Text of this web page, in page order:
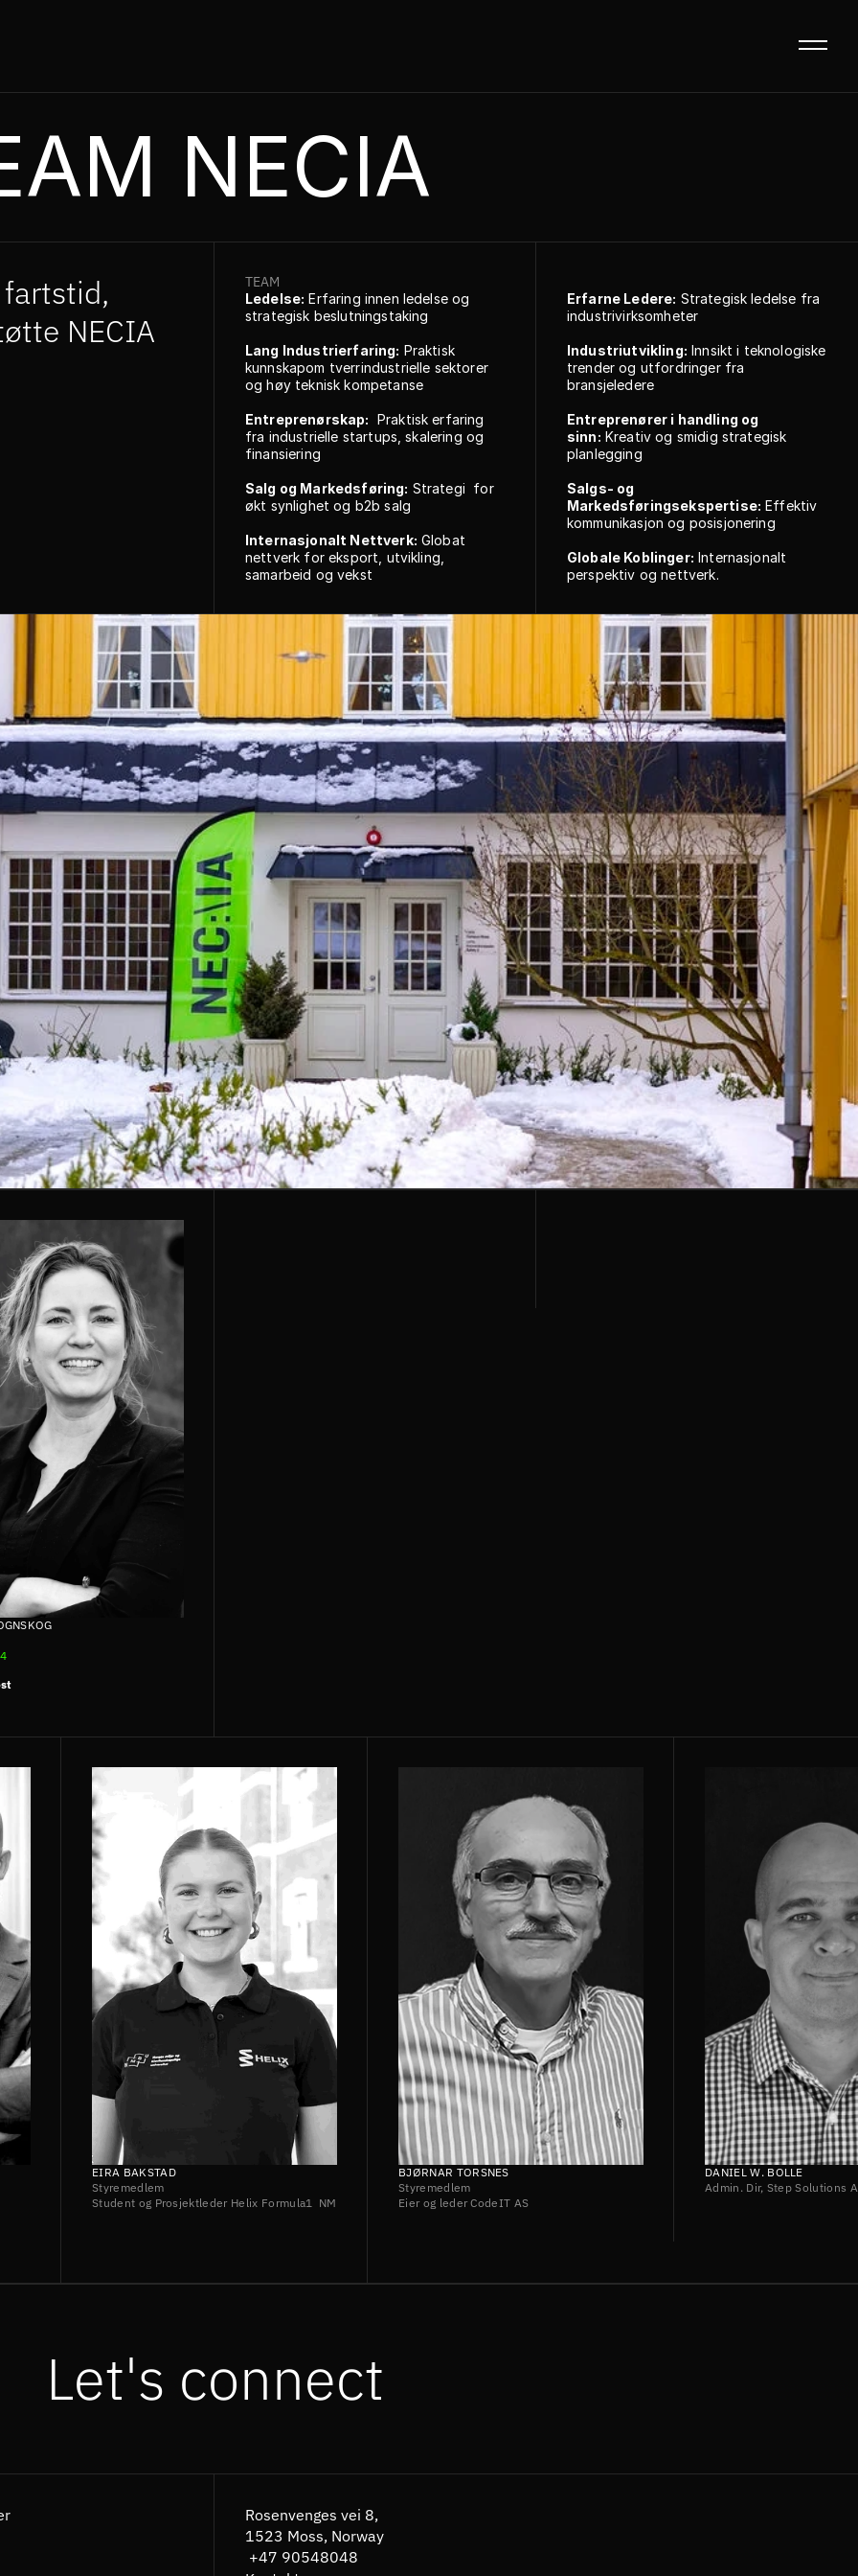
Fremtidens
NECIA
NECIA
TEAM
Ledelse: Erfaring innen ledelse og
strategisk beslutningstaking
Lang Industrierfaring: Praktisk
kunnskapom tverrindustrielle sektorer
og høy teknisk kompetanse
Entreprenørskap: Praktisk erfaring
fra industrielle startups, skalering og
finansiering
Salg og Markedsføring: Strategi  for
økt synlighet og b2b salg
Internasjonalt Nettverk: Globat
nettverk for eksport, utvikling,
samarbeid og vekst
Erfarne Ledere: Strategisk ledelse fra
industrivirksomheter
Industriutvikling: Innsikt i teknologiske
trender og utfordringer fra
bransjeledere
Entreprenører i handling og
sinn: Kreativ og smidig strategisk
planlegging
Salgs- og
Markedsføringsekspertise: Effektiv
kommunikasjon og posisjonering
Globale Koblinger: Internasjonalt
perspektiv og nettverk.
EIRA BAKSTAD
Styremedlem
Student og Prosjektleder Helix Formula1  NMBU
BJØRNAR TORSNES
Styremedlem
Eier og leder CodeIT AS
DANIEL W. BOLLE
Admin. Dir, Step Solutions
Let's connect
Rosenvenges vei 8,
1523 Moss, Norway
+47 90548048